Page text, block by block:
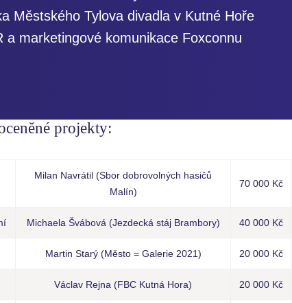
Městského Tylova divadla v Kutné Hoře
a marketingové komunikace Foxconnu
projekty:
Milan Navrátil (Sbor dobrovolných hasičů
Malín)
70 000 Kč
Michaela Švábová (Jezdecká stáj Brambory) 40 000 Kč
Martin Starý (Město = Galerie 2021) 20 000 Kč
Václav Rejna (FBC Kutná Hora) 20 000 Kč